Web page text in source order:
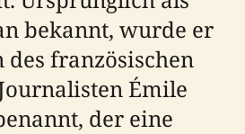
bekannt, wurde er
des französischen
Émile
der eine